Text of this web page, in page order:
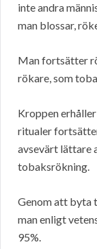
inte andra
man blossar,
Man fortsätter
rökare, som
Kroppen
ritualer
avsevärt lättare
tobaksrökning.
Genom att byta
man enligt
95%.